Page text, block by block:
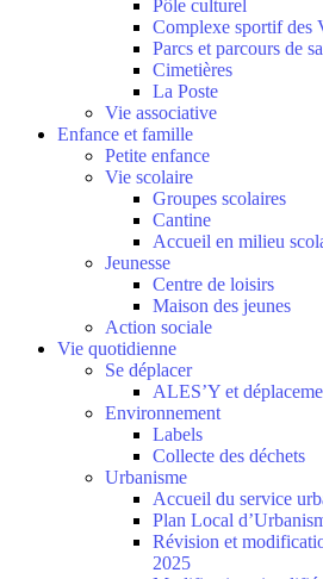
Pôle culturel
Complexe sportif des
Parcs et parcours de
Cimetières
La Poste
Vie associative
Enfance et famille
Petite enfance
Vie scolaire
Groupes scolaires
Cantine
Accueil en milieu
Jeunesse
Centre de loisirs
Maison des jeunes
Action sociale
Vie quotidienne
Se déplacer
ALES’Y et
Environnement
Labels
Collecte des déchets
Urbanisme
Accueil du service
Plan Local
Révision et
2025